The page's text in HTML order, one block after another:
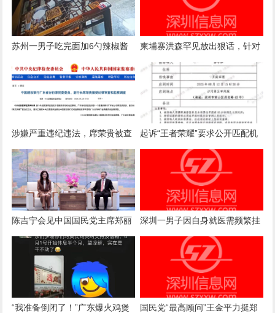
苏州一男子吃完面加6勺辣椒酱
被店主曝光，店主回应：气愤，
曝光的本意是希望不要浪费
柬埔寨洪森罕见放出狠话，针对
国内电诈产业下达终极清剿指
令，要求彻查涉案官员
涉嫌严重违纪违法，席荣贵被查
起诉“王者荣耀”要求公开匹配机
制案一审诉求被驳回，法院：属
商业秘密，公开或导致被滥用
陈吉宁会见中国国民党主席郑丽
文
深圳一男子因自身就医需频繁挂
号，自学编写抢号脚本，发
现“商机”后与妻子分工合作，代
抢各大医院号源，涉案金额超57
万元，二人均获刑
“我准备倒闭了！”广东爆火鸡煲
国民党“最高顾问”王金平力挺郑